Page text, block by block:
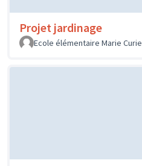
Projet jardinage
Ecole élémentaire Marie Curie